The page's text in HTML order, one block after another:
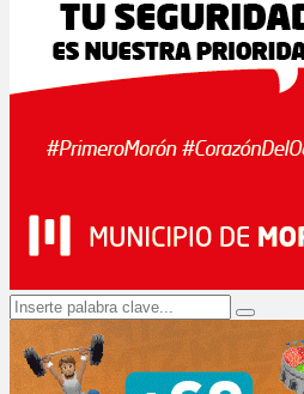
Search
for:
Search